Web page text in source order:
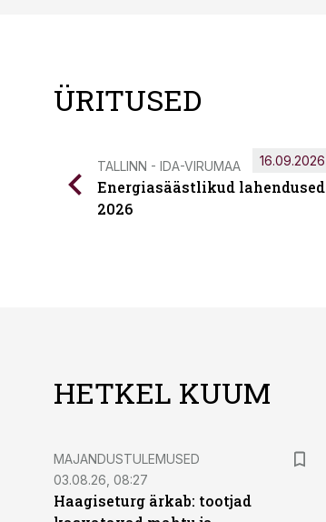
ÜRITUSED
TALLINN - IDA-VIRUMAA
Energiasäästlikud lahendused
2026
16.09.2026
HETKEL KUUM
MAJANDUSTULEMUSED
03.08.26, 08:27
Haagiseturg ärkab: tootjad